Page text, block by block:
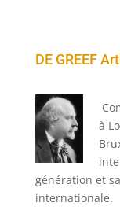
DE GREEF
à
génération et
internationale.